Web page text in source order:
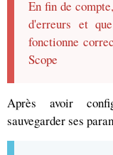
En fin de
d'erreurs et
fonctionne
Scope
Après avoir
sauvegarder ses